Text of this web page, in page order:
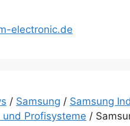
/ Samsung / Samsung
und Profisysteme /